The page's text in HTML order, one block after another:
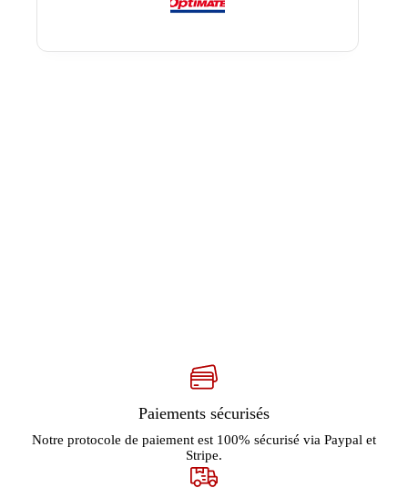
Paiements sécurisés
Notre protocole de paiement est 100% sécurisé via Paypal et
Stripe.